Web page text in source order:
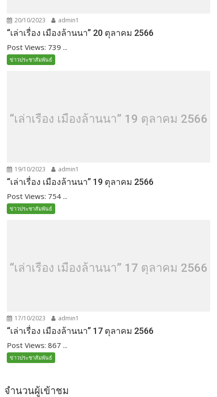
20/10/2023 admin1
“เล่าเรื่อง เมืองล้านนา” 20 ตุลาคม 2566
Post Views: 739 ...
ข่าวประชาสัมพันธ์
“เล่าเรื่อง เมืองล้านนา” 19 ตุลาคม 2566
19/10/2023 admin1
“เล่าเรื่อง เมืองล้านนา” 19 ตุลาคม 2566
Post Views: 754 ...
ข่าวประชาสัมพันธ์
“เล่าเรื่อง เมืองล้านนา” 17 ตุลาคม 2566
17/10/2023 admin1
“เล่าเรื่อง เมืองล้านนา” 17 ตุลาคม 2566
Post Views: 867 ...
ข่าวประชาสัมพันธ์
จำนวนผู้เข้าชม